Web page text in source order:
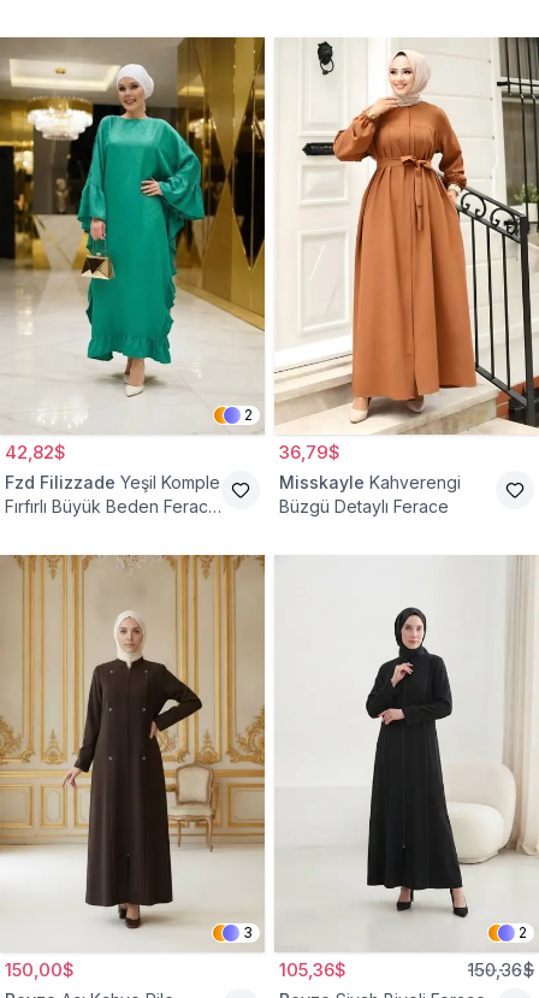
2
42,82$
Fzd Filizzade Yeşil Komple
Fırfırlı Büyük Beden Ferace
36,79$
Misskayle Kahverengi
Büzgü Detaylı Ferace
3
150,00$
2
105,36$ 150,36$